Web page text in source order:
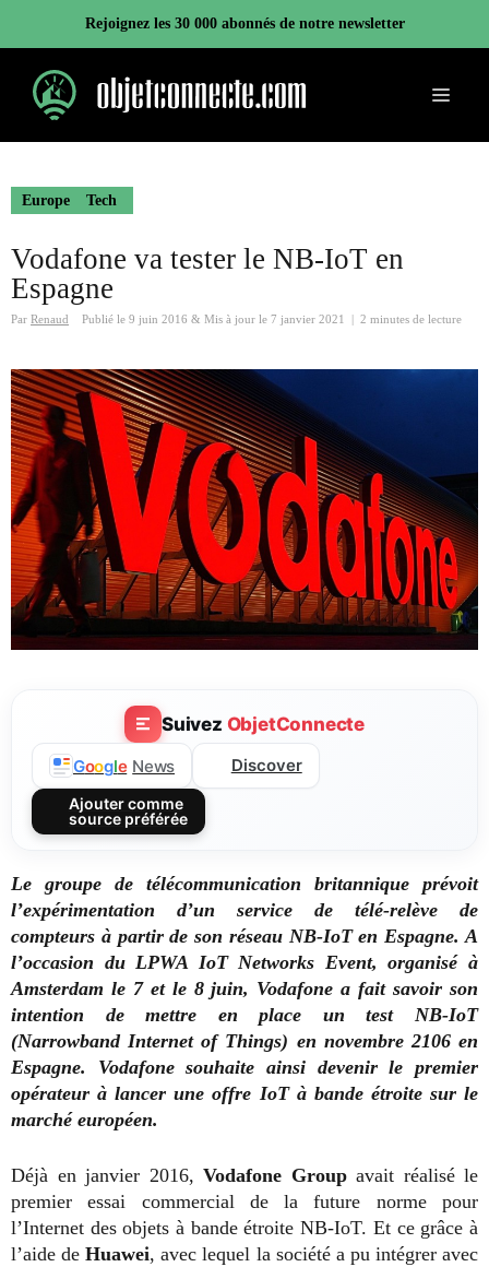
contenu
Rejoignez les 30 000 abonnés de notre newsletter
Menu
Europe Tech
Vodafone va tester le NB-IoT en
Espagne
Par Renaud Publié le 9 juin 2016 & Mis à jour le 7 janvier 2021 2 minutes de lecture
Suivez ObjetConnecte
Google News Discover
Ajouter comme
source préférée
Le groupe de télécommunication britannique prévoit
l’expérimentation d’un service de télé-relève de
compteurs à partir de son réseau NB-IoT en Espagne. A
l’occasion du LPWA IoT Networks Event, organisé à
Amsterdam le 7 et le 8 juin, Vodafone a fait savoir son
intention de mettre en place un test NB-IoT
(Narrowband Internet of Things) en novembre 2106 en
Espagne. Vodafone souhaite ainsi devenir le premier
opérateur à lancer une offre IoT à bande étroite sur le
marché européen.
Déjà en janvier 2016, Vodafone Groupavait réalisé le
premier essai commercial de la future norme pour
l’Internet des objets à bande étroite NB-IoT. Et ce grâce à
l’aide deHuawei, avec lequel la société a pu intégrer avec